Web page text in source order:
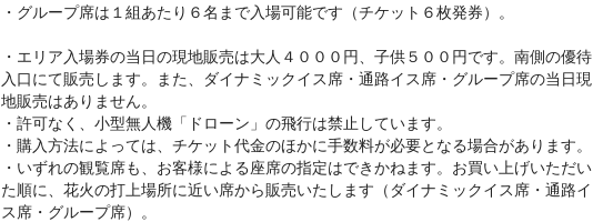
・グループ席は１組あたり６名まで入場可能です（チケット６枚発券）。
・エリア入場券の当日の現地販売は大人４０００円、子供５００円です。南側の優待
入口にて販売します。また、ダイナミックイス席・通路イス席・グループ席の当日現
地販売はありません。
・許可なく、小型無人機「ドローン」の飛行は禁止しています。
・購入方法によっては、チケット代金のほかに手数料が必要となる場合があります。
・いずれの観覧席も、お客様による座席の指定はできかねます。お買い上げいただい
た順に、花火の打上場所に近い席から販売いたします（ダイナミックイス席・通路イ
ス席・グループ席）。